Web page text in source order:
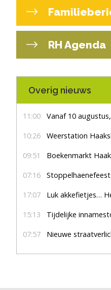
RH Agenda
Overig nieuws
11:00 Vanaf 10 augustus,
10:26 Weerstation
09:51 Boekenmarkt Haaksbergen
07:16 Stoppelhaenefeest
17:07 Luk akkefietjes…
15:13 Tijdelijke
07:57 Nieuwe